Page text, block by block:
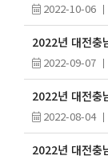
2022-10-06
2022년 대전충
2022-09-07
2022년 대전충
2022-08-04
2022년 대전충